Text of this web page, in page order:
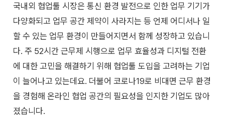
국내외 협업툴 시장은 통신 환경 발전으로 인한 업무 기기가
다양화되고 업무 공간 제약이 사라지는 등 언제 어디서나 일
할 수 있는 업무 환경이 만들어지면서 함께 성장하고 있습니
다. 주 52시간 근무제 시행으로 업무 효율성과 디지털 전환
에 대한 고민을 해결하기 위해 협업툴 도입을 고려하는 기업
이 늘어나고 있는데요. 더불어 코로나19로 비대면 근무 환경
을 경험해 온라인 협업 공간의 필요성을 인지한 기업도 많아
졌습니다.